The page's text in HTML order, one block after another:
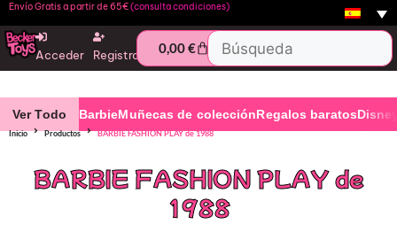
Envío Gratis a partir de 65€(consulta condiciones)
Acceder Registro 0,00€
Ver Todo BarbieMuñecas de colecciónRegalos baratos
Inicio Productos BARBIE FASHION PLAY de 1988
BARBIE FASHION PLAY de
1988